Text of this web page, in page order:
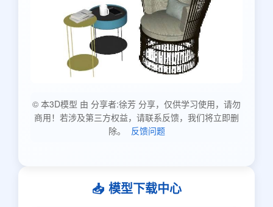
© 本3D模型 由 分享者:徐芳 分享，仅供学习使用，请勿
商用！若涉及第三方权益，请联系反馈，我们将立即删
除。
反馈问题
📥 模型下载中心